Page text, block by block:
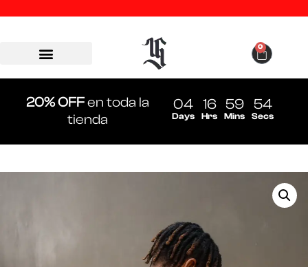
0
20% OFFen toda la
tienda
04
Days
16
Hrs
59
Mins
54
Secs